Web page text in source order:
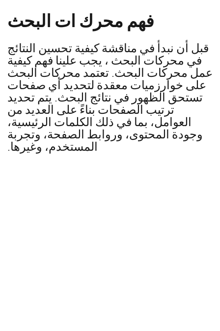
فهم محرك ات البحث
قبل أن نبدأ في مناقشة كيفية تحسين النتائج
في محركات البحث ، يجب علينا فهم كيفية
عمل محركات البحث. تعتمد محركات البحث
على خوارزميات معقدة لتحديد أي صفحات
تستحق الظهور في نتائج البحث. يتم تحديد
ترتيب الصفحات بناءً على العديد من
العوامل، بما في ذلك الكلمات الرئيسية،
وجودة المحتوى، وروابط الصفحة، وتجربة
المستخدم، وغيرها.